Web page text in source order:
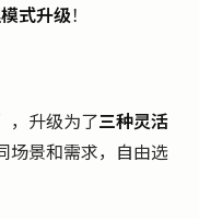
式升级！
升级为了三种灵活
场景和需求，自由选